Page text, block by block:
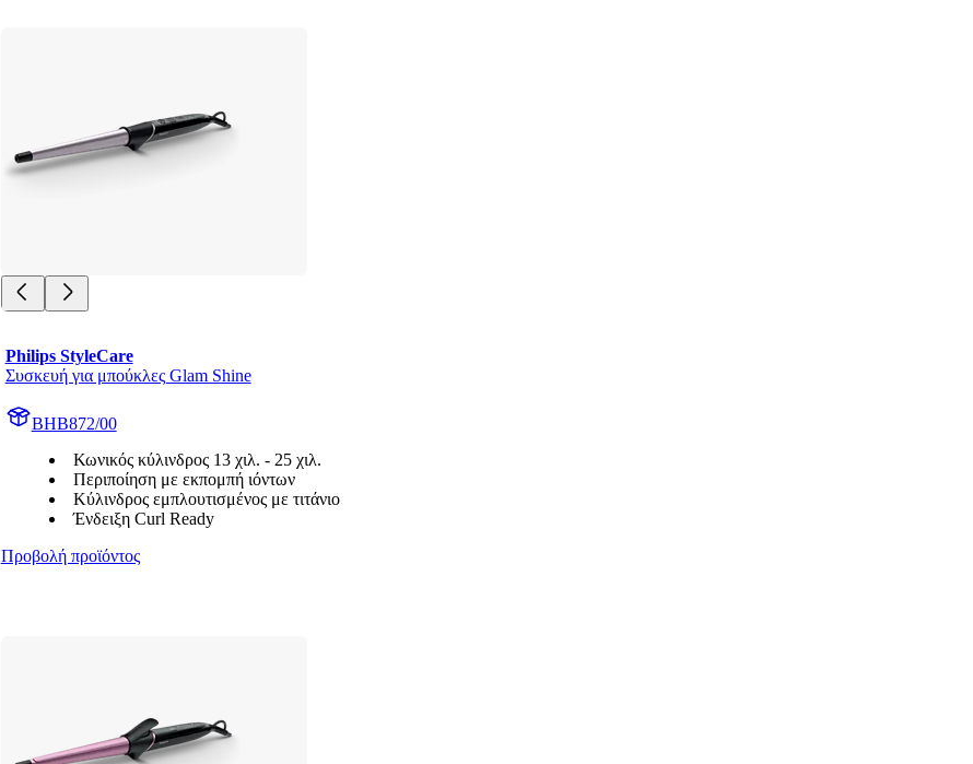
Philips StyleCare
Συσκευή για μπούκλες Glam Shine
BHB872/00
Κωνικός κύλινδρος 13 χιλ. - 25 χιλ.
Περιποίηση με εκπομπή ιόντων
Κύλινδρος εμπλουτισμένος με τιτάνιο
Ένδειξη Curl Ready
Προβολή προϊόντος